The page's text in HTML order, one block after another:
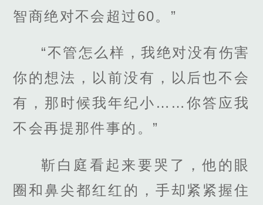
智商绝对不会超过60。”
“不管怎么样，我绝对没有伤害
你的想法，以前没有，以后也不会
有，那时候我年纪小……你答应我
不会再提那件事的。”
靳白庭看起来要哭了，他的眼
圈和鼻尖都红红的，手却紧紧握住